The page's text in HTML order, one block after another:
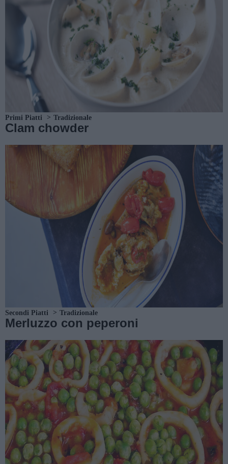
Primi Piatti Tradizionale
Clam chowder
Secondi Piatti Tradizionale
Merluzzo con peperoni